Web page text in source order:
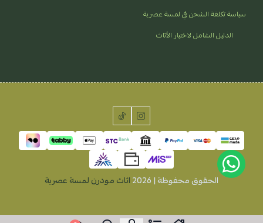
سياسة تكلفة الشحن في لمسة عصرية
الدليل الشامل لاختيار الأثاث
الحقوق محفوظة | 2026 اثاث مودرن لمسة عصرية